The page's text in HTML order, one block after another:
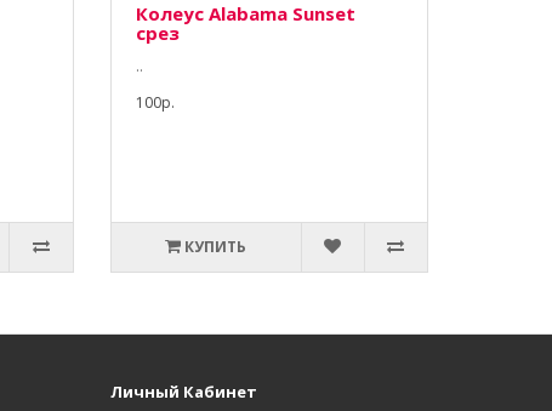
Колеус Alabama Sunset
срез
..
100р.
КУПИТЬ
Личный Кабинет